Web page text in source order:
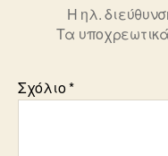
Η ηλ.
Τα
Σχόλιο*